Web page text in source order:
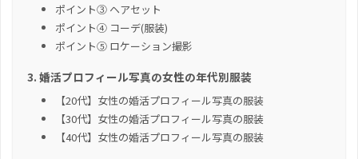
ポイント③ ヘアセット
ポイント④ コーデ(服装)
ポイント⑤ ロケーション撮影
婚活プロフィール写真の女性の年代別服装
【20代】女性の婚活プロフィール写真の服装
【30代】女性の婚活プロフィール写真の服装
【40代】女性の婚活プロフィール写真の服装